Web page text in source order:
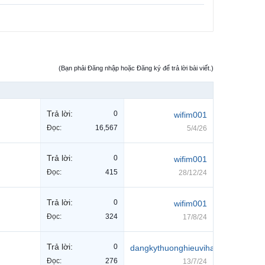
(Bạn phải Đăng nhập hoặc Đăng ký để trả lời bài viết.)
Trả lời:
0
Đọc:
16,567
wifim001
5/4/26
Trả lời:
0
Đọc:
415
wifim001
28/12/24
Trả lời:
0
Đọc:
324
wifim001
17/8/24
Trả lời:
0
Đọc:
276
dangkythuonghieuvihaco
13/7/24